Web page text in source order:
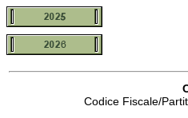
Codice Fiscale/